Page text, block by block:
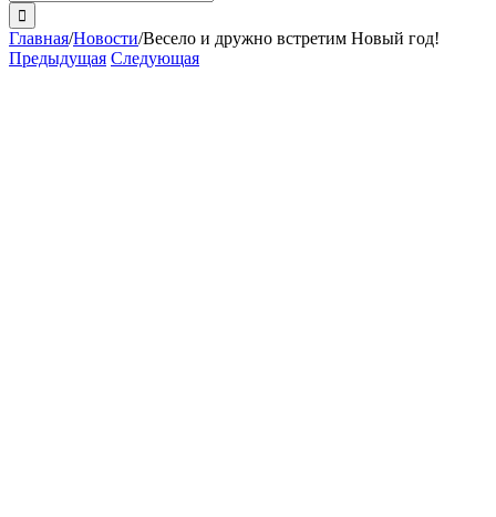
поиска:
Главная/Новости/Весело и дружно встретим Новый год!
Предыдущая Следующая